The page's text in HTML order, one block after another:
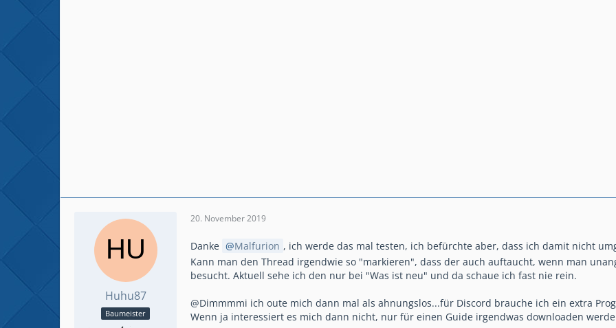
Huhu87
Baumeister
20. November 2019
Danke Malfurion , ich werde das mal testen, ich befürchte aber, dass ich damit nicht
Kann man den Thread irgendwie so "markieren", dass der auch auftaucht, wenn man
besucht. Aktuell sehe ich den nur bei "Was ist neu" und da schaue ich fast nie rein.
@Dimmmmi ich oute mich dann mal als ahnungslos...für Discord brauche ich ein extra
Wenn ja interessiert es mich dann nicht, nur für einen Guide irgendwas downloaden